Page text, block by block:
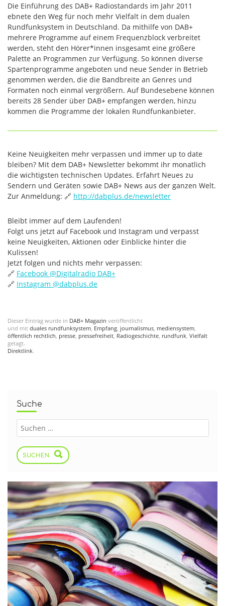
Die Einführung des DAB+ Radiostandards im Jahr 2011
ebnete den Weg für noch mehr Vielfalt in dem dualen
Rundfunksystem in Deutschland. Da mithilfe von DAB+
mehrere Programme auf einem Frequenzblock verbreitet
werden, steht den Hörer*innen insgesamt eine größere
Palette an Programmen zur Verfügung. So können diverse
Spartenprogramme angeboten und neue Sender in Betrieb
genommen werden, die die Bandbreite an Genres und
Formaten noch einmal vergrößern. Auf Bundesebene können
bereits 28 Sender über DAB+ empfangen werden, hinzu
kommen die Programme der lokalen Rundfunkanbieter.
Keine Neuigkeiten mehr verpassen und immer up to date
bleiben? Mit dem DAB+ Newsletter bekommt ihr monatlich
die wichtigsten technischen Updates. Erfahrt Neues zu
Sendern und Geräten sowie DAB+ News aus der ganzen Welt.
Zur Anmeldung: 🔗 http://dabplus.de/newsletter
Bleibt immer auf dem Laufenden!
Folgt uns jetzt auf Facebook und Instagram und verpasst
keine Neuigkeiten, Aktionen oder Einblicke hinter die
Kulissen!
Jetzt folgen und nichts mehr verpassen:
🔗 Facebook @‌Digitalradio DAB+
🔗 Instagram @‌dabplus.de
Dieser Eintrag wurde in DAB+ Magazin veröffentlicht
und mit duales rundfunksystem Empfang journalismus mediensystem
öffentlich rechtlich presse pressefreiheit Radiogeschichte rundfunk Vielfalt
getagt.
Direktlink.
Suche
SUCHEN